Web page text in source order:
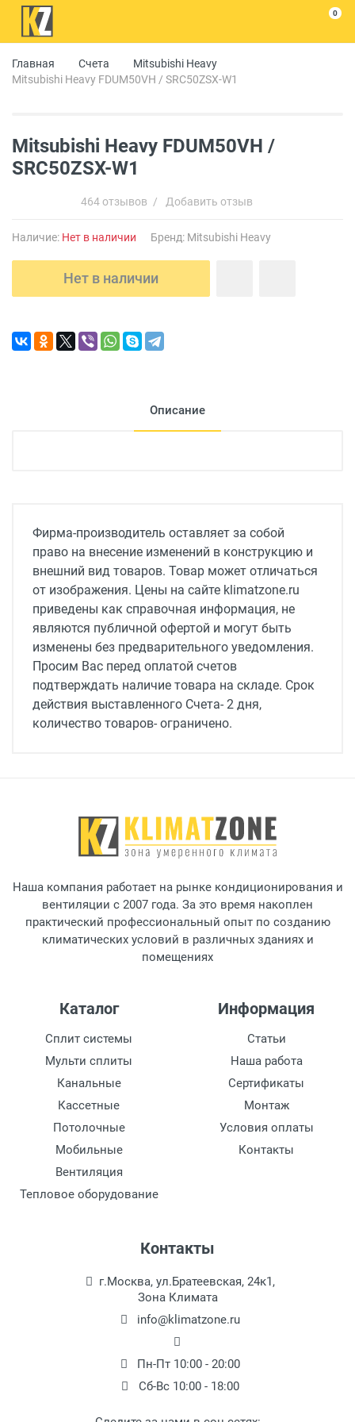
0
Главная Счета
Mitsubishi Heavy
Mitsubishi Heavy FDUM50VH / SRC50ZSX-W1
Mitsubishi Heavy FDUM50VH /
SRC50ZSX-W1
464 отзывов / Добавить отзыв
Наличие: Нет в наличии Бренд: Mitsubishi Heavy
Нет в наличии
Описание
Фирма-производитель оставляет за собой
право на внесение изменений в конструкцию и
внешний вид товаров. Товар может отличаться
от изображения. Цены на сайте klimatzone.ru
приведены как справочная информация, не
являются публичной офертой и могут быть
изменены без предварительного уведомления.
Просим Вас перед оплатой счетов
подтверждать наличие товара на складе. Срок
действия выставленного Счета- 2 дня,
количество товаров- ограничено.
Наша компания работает на рынке кондиционирования и
вентиляции с 2007 года. За это время накоплен
практический профессиональный опыт по созданию
климатических условий в различных зданиях и
помещениях
Каталог
Сплит системы
Мульти сплиты
Канальные
Кассетные
Потолочные
Мобильные
Вентиляция
Тепловое оборудование
Информация
Статьи
Наша работа
Сертификаты
Монтаж
Условия оплаты
Контакты
Контакты
г.Москва, ул.Братеевская, 24к1,
Зона Климата
info@klimatzone.ru
Пн-Пт 10:00 - 20:00
Сб-Вс 10:00 - 18:00